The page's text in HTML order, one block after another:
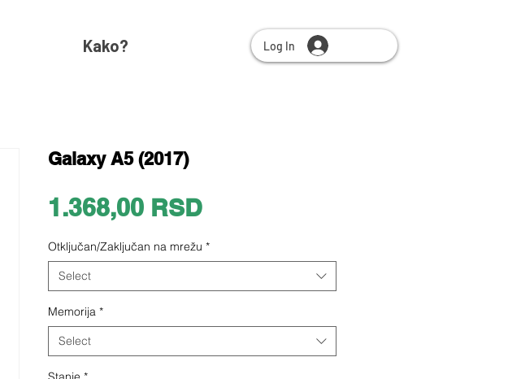
Kako? Log In
Galaxy A5 (2017)
1.368,00 RSDPrice
Otključan/Zaključan na mrežu *
Select
Memorija *
Select